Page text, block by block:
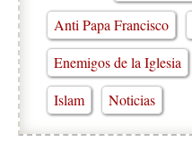
Anti Papa Francisco
Enemigos de la Iglesia
Islam
Noticias